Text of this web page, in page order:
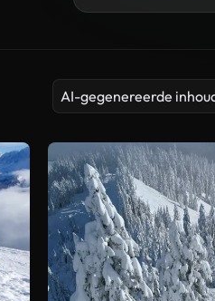
AI-gegenereerde